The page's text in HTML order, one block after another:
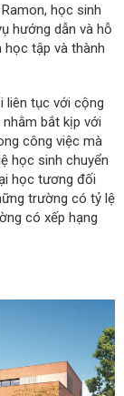
học sinh
hướng dẫn và hỗ
tập và thành
liên tục với cộng
bắt kịp với
công việc mà
học sinh chuyển
học tương đối
trường có tỷ lệ
có xếp hạng